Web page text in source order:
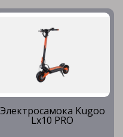
Электросамока Kugoo
Lx10 PRO